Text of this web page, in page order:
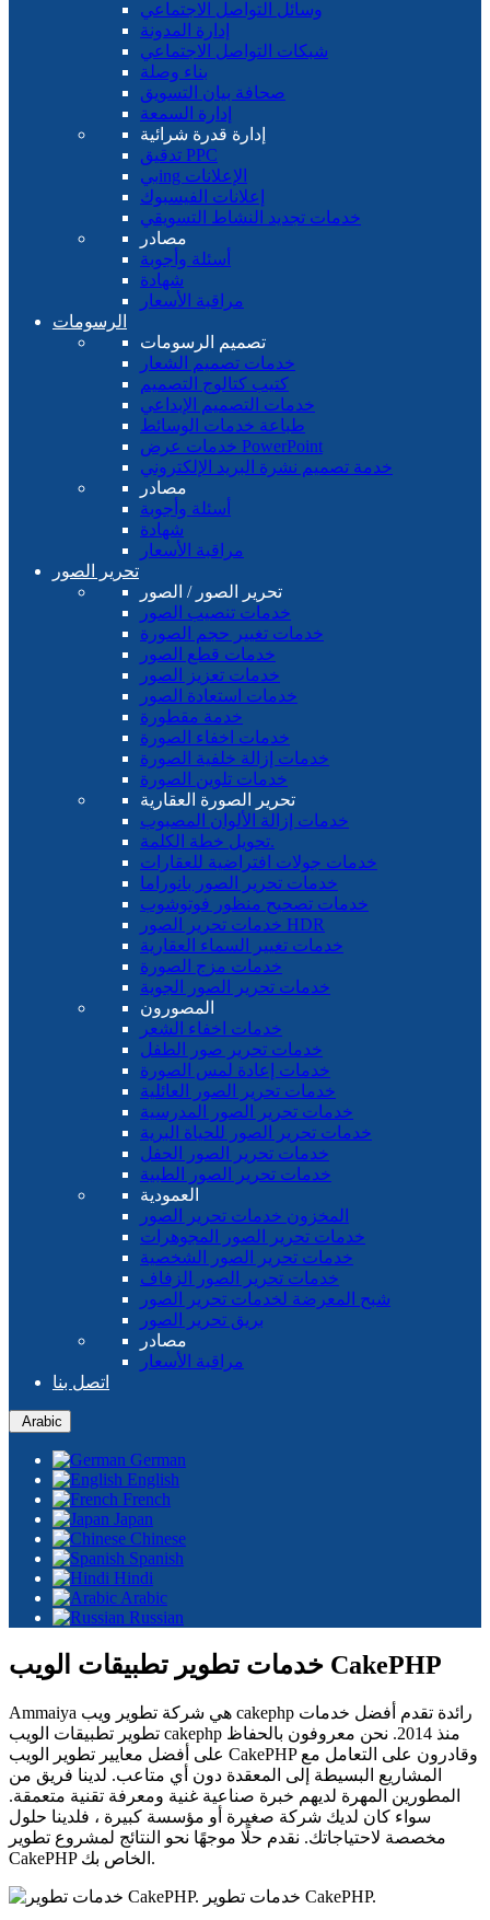
وسائل التواصل الاجتماعي
إدارة المدونة
شبكات التواصل الاجتماعي
بناء وصلة
صحافة بيان التسويق
إدارة السمعة
إدارة قدرة شرائية
تدقيق PPC
بيing الإعلانات
إعلانات الفيسبوك
خدمات تجديد النشاط التسويقي
مصادر
أسئلة وأجوبة
شهادة
مراقبة الأسعار
الرسومات
تصميم الرسومات
خدمات تصميم الشعار
كتيب كتالوج التصميم
خدمات التصميم الإبداعي
طباعة خدمات الوسائط
خدمات عرض PowerPoint
خدمة تصميم نشرة البريد الإلكتروني
مصادر
أسئلة وأجوبة
شهادة
مراقبة الأسعار
تحرير الصور
تحرير الصور / الصور
خدمات تنصيب الصور
خدمات تغيير حجم الصورة
خدمات قطع الصور
خدمات تعزيز الصور
خدمات استعادة الصور
خدمة مقطورة
خدمات اخفاء الصورة
خدمات إزالة خلفية الصورة
خدمات تلوين الصورة
تحرير الصورة العقارية
خدمات إزالة الألوان المصبوب
تحويل خطة الكلمة.
خدمات جولات افتراضية للعقارات
خدمات تحرير الصور بانوراما
خدمات تصحيح منظور فوتوشوب
خدمات تحرير الصور HDR
خدمات تغيير السماء العقارية
خدمات مزج الصورة
خدمات تحرير الصور الجوية
المصورون
خدمات اخفاء الشعر
خدمات تحرير صور الطفل
خدمات إعادة لمس الصورة
خدمات تحرير الصور العائلية
خدمات تحرير الصور المدرسية
خدمات تحرير الصور للحياة البرية
خدمات تحرير الصور الحفل
خدمات تحرير الصور الطبية
العمودية
المخزون خدمات تحرير الصور
خدمات تحرير الصور المجوهرات
خدمات تحرير الصور الشخصية
خدمات تحرير الصور الزفاف
شبح المعرضة لخدمات تحرير الصور
بريق تحرير الصور
مصادر
مراقبة الأسعار
اتصل بنا
Arabic
German
English
French
Japan
Chinese
Spanish
Hindi
Arabic
Russian
خدمات تطوير تطبيقات الويب CakePHP
Ammaiya هي شركة تطوير ويب cakephp رائدة تقدم أفضل خدمات
تطوير تطبيقات الويب cakephp منذ 2014. نحن معروفون بالحفاظ
على أفضل معايير تطوير الويب CakePHP وقادرون على التعامل مع
المشاريع البسيطة إلى المعقدة دون أي متاعب. لدينا فريق من
المطورين المهرة لديهم خبرة صناعية غنية ومعرفة تقنية متعمقة.
سواء كان لديك شركة صغيرة أو مؤسسة كبيرة ، فلدينا حلول
مخصصة لاحتياجاتك. نقدم حلًا موجهًا نحو النتائج لمشروع تطوير
CakePHP الخاص بك.
خدمات تطوير CakePHP.